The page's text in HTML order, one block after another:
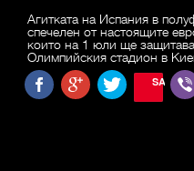
Агитката на Испания в
спечелен от настоящите
които на 1 юли ще
Олимпийския стадион в
SAVE